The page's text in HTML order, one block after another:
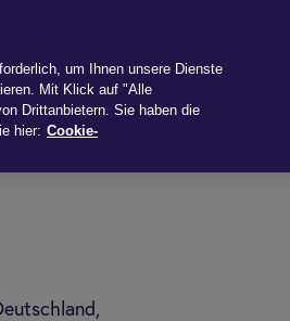
Services Unternehmen
um Ihnen unsere Dienste
Mit Klick auf "Alle
Drittanbietern. Sie haben die
hier: Cookie-